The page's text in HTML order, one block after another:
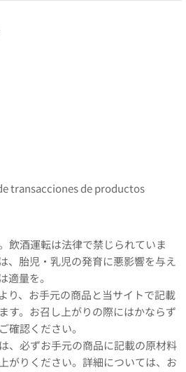
transacciones de productos
飲酒運転は法律で禁じられていま
、胎児・乳児の発育に悪影響を与え
適量を。
り、お手元の商品と当サイトで記載
す。お召し上がりの際にはかならず
確認ください。
、必ずお手元の商品に記載の原材料
がりください。詳細については、お